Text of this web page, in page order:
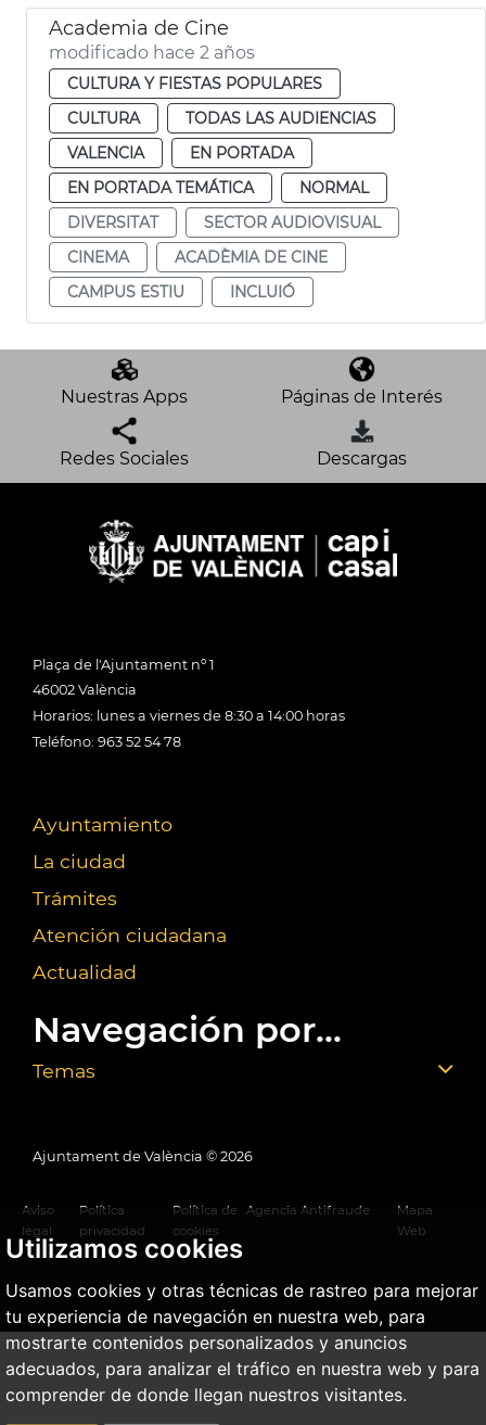
Utilizamos cookies
Usamos cookies y otras técnicas de rastreo para mejorar
tu experiencia de navegación en nuestra web, para
mostrarte contenidos personalizados y anuncios
adecuados, para analizar el tráfico en nuestra web y para
comprender de donde llegan nuestros visitantes.
Academia de Cine
modificado hace 2 años
CULTURA Y FIESTAS POPULARES
CULTURA
TODAS LAS AUDIENCIAS
VALENCIA
EN PORTADA
EN PORTADA TEMÁTICA
NORMAL
DIVERSITAT
SECTOR AUDIOVISUAL
CINEMA
ACADÈMIA DE CINE
CAMPUS ESTIU
INCLUIÓ
Nuestras Apps Páginas de Interés
Redes Sociales Descargas
Plaça de l'Ajuntament nº 1
46002 València
Horarios: lunes a viernes de 8:30 a 14:00 horas
Teléfono: 963 52 54 78
Ayuntamiento
La ciudad
Trámites
Atención ciudadana
Actualidad
Navegación por...
Temas
Ajuntament de València © 2026
Aviso
legal
Política
privacidad
Política de
cookies
Agencia Antifraude
Mapa
Web